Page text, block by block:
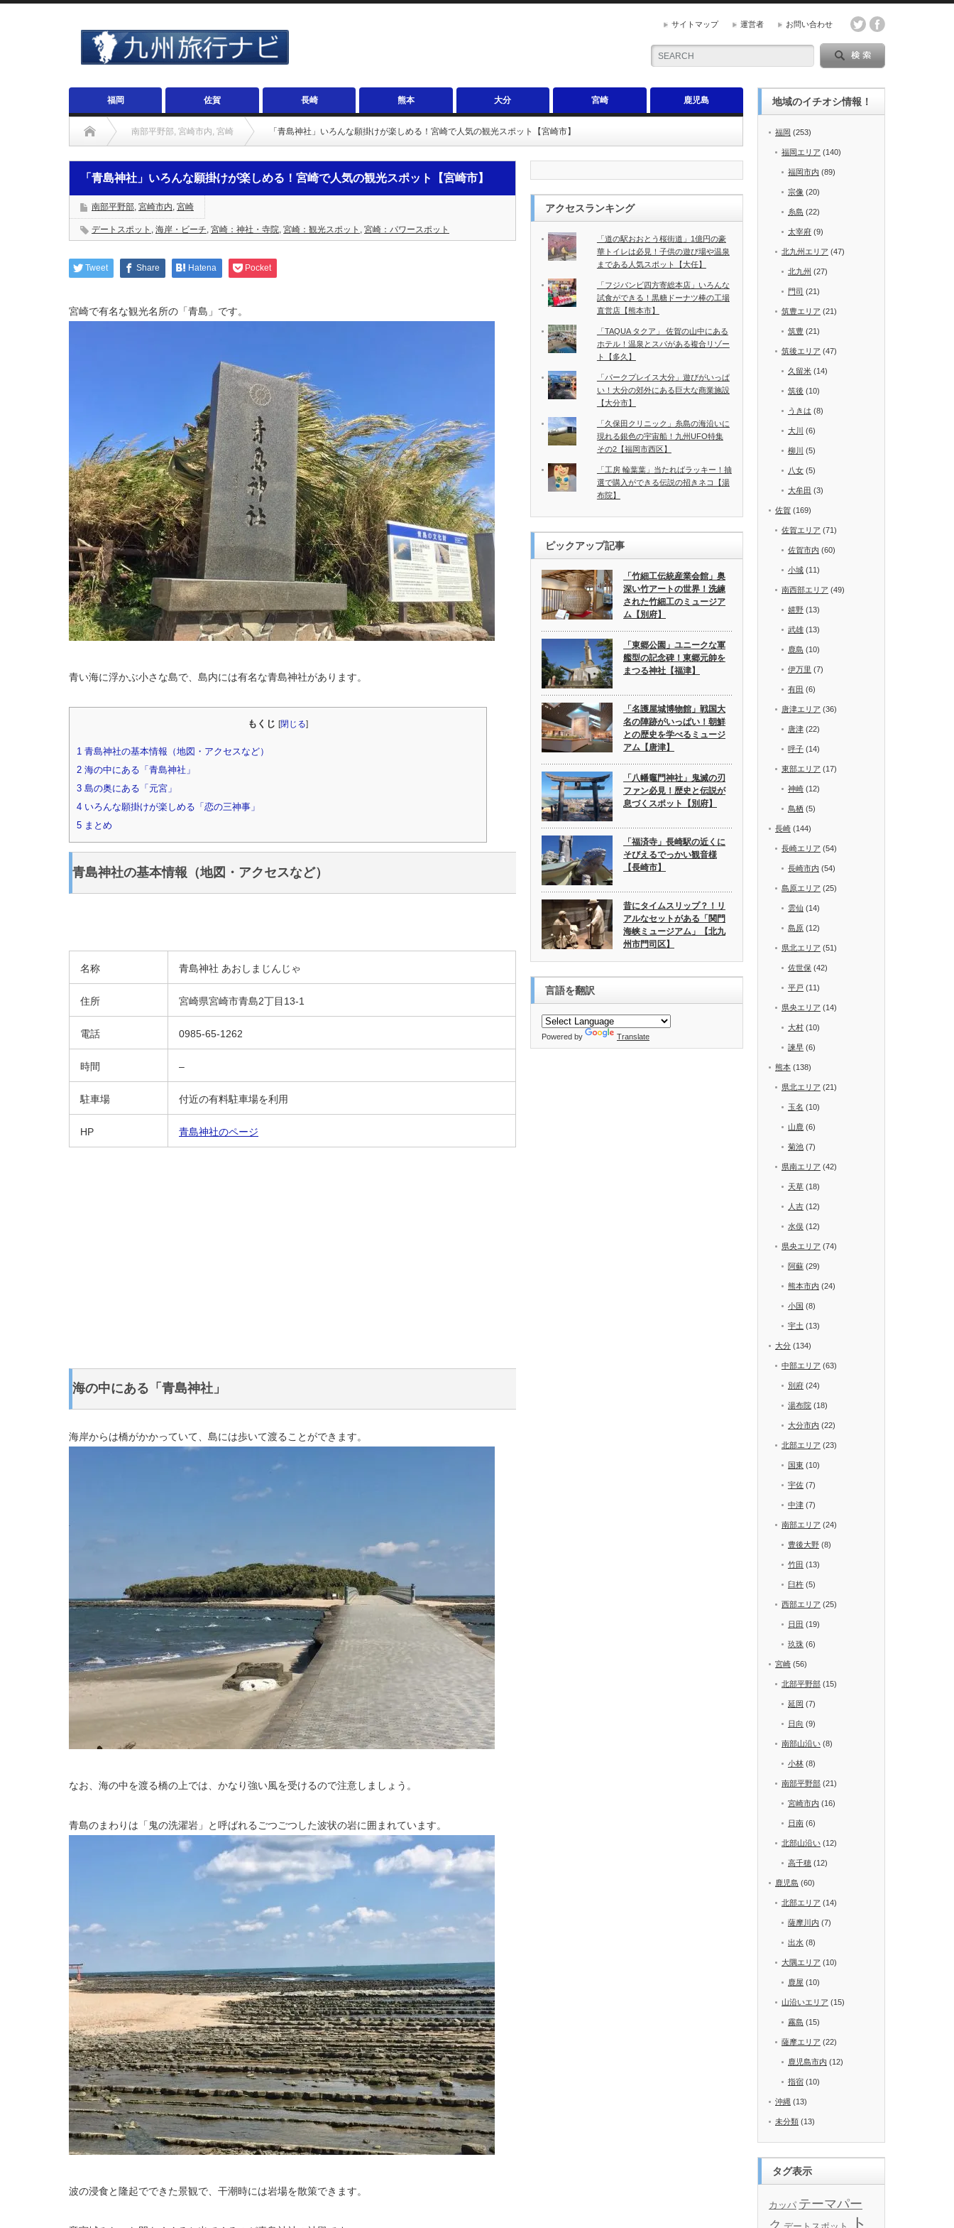
サイトマップ 運営者 お問い合わせ
福岡 佐賀 長崎 熊本 大分 宮崎 鹿児島
南部平野部, 宮崎市内, 宮崎 「青島神社」いろんな願掛けが楽しめる！宮崎で人気の観光スポット【宮崎市】
「青島神社」いろんな願掛けが楽しめる！宮崎で人気の観光スポット【宮崎市】
南部平野部, 宮崎市内, 宮崎
デートスポット , 海岸・ビーチ, 宮崎：神社・寺院, 宮崎：観光スポット , 宮崎：パワースポット
Tweet Share Hatena Pocket
宮崎で有名な観光名所の「青島」です。
青い海に浮かぶ小さな島で、島内には有名な青島神社があります。
もくじ [閉じる]
1 青島神社の基本情報（地図・アクセスなど）
2 海の中にある「青島神社」
3 島の奥にある「元宮」
4 いろんな願掛けが楽しめる「恋の三神事」
5 まとめ
青島神社の基本情報（地図・アクセスなど）
名称 青島神社 あおしまじんじゃ
住所 宮崎県宮崎市青島2丁目13-1
電話 0985-65-1262
時間 –
駐車場 付近の有料駐車場を利用
HP 青島神社のページ
海の中にある「青島神社」
海岸からは橋がかかっていて、島には歩いて渡ることができます。
なお、海の中を渡る橋の上では、かなり強い風を受けるので注意しましょう。
青島のまわりは「鬼の洗濯岩」と呼ばれるごつごつした波状の岩に囲まれています。
波の浸食と隆起でできた景観で、干潮時には岩場を散策できます。
アクセスランキング
「道の駅おおとう桜街道」1億円の豪
華トイレは必見！子供の遊び場や温泉
まである人気スポット【大任】
「フジバンビ四方寄総本店」いろんな
試食ができる！黒糖ドーナツ棒の工場
直営店【熊本市】
「TAQUA タクア」 佐賀の山中にある
ホテル！温泉とスパがある複合リゾー
ト【多久】
「パークプレイス大分」遊びがいっぱ
い！大分の郊外にある巨大な商業施設
【大分市】
「久保田クリニック」糸島の海沿いに
現れる銀色の宇宙船！九州UFO特集
その2【福岡市西区】
「工房 輪葉葉」当たればラッキー！抽
選で購入ができる伝説の招きネコ【湯
布院】
ピックアップ記事
「竹細工伝統産業会館」奥
深い竹アートの世界！洗練
された竹細工のミュージア
ム【別府】
「東郷公園」ユニークな軍
艦型の記念碑！東郷元帥を
まつる神社【福津】
「名護屋城博物館」戦国大
名の陣跡がいっぱい！朝鮮
との歴史を学べるミュージ
アム【唐津】
「八幡竈門神社」鬼滅の刃
ファン必見！歴史と伝説が
息づくスポット【別府】
「福済寺」長崎駅の近くに
そびえるでっかい観音様
【長崎市】
昔にタイムスリップ？！リ
アルなセットがある「関門
海峡ミュージアム」【北九
州市門司区】
言語を翻訳
Powered by Translate
地域のイチオシ情報！
福岡 (253)
福岡エリア (140)
福岡市内 (89)
宗像 (20)
糸島 (22)
太宰府 (9)
北九州エリア (47)
北九州 (27)
門司 (21)
筑豊エリア (21)
筑豊 (21)
筑後エリア (47)
久留米 (14)
筑後 (10)
うきは (8)
大川 (6)
柳川 (5)
八女 (5)
大牟田 (3)
佐賀 (169)
佐賀エリア (71)
佐賀市内 (60)
小城 (11)
南西部エリア (49)
嬉野 (13)
武雄 (13)
鹿島 (10)
伊万里 (7)
有田 (6)
唐津エリア (36)
唐津 (22)
呼子 (14)
東部エリア (17)
神崎 (12)
鳥栖 (5)
長崎 (144)
長崎エリア (54)
長崎市内 (54)
島原エリア (25)
雲仙 (14)
島原 (12)
県北エリア (51)
佐世保 (42)
平戸 (11)
県央エリア (14)
大村 (10)
諫早 (6)
熊本 (138)
県北エリア (21)
玉名 (10)
山鹿 (6)
菊池 (7)
県南エリア (42)
天草 (18)
人吉 (12)
水俣 (12)
県央エリア (74)
阿蘇 (29)
熊本市内 (24)
小国 (8)
宇土 (13)
大分 (134)
中部エリア (63)
別府 (24)
湯布院 (18)
大分市内 (22)
北部エリア (23)
国東 (10)
宇佐 (7)
中津 (7)
南部エリア (24)
豊後大野 (8)
竹田 (13)
臼杵 (5)
西部エリア (25)
日田 (19)
玖珠 (6)
宮崎 (56)
北部平野部 (15)
延岡 (7)
日向 (9)
南部山沿い (8)
小林 (8)
南部平野部 (21)
宮崎市内 (16)
日南 (6)
北部山沿い (12)
高千穂 (12)
鹿児島 (60)
北部エリア (14)
薩摩川内 (7)
出水 (8)
大隅エリア (10)
鹿屋 (10)
山沿いエリア (15)
霧島 (15)
薩摩エリア (22)
鹿児島市内 (12)
指宿 (10)
沖縄 (13)
未分類 (13)
タグ表示
カッパ テーマパー
ク
ト